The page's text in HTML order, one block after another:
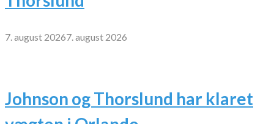
7. august 20267. august 2026
Johnson og Thorslund har klaret